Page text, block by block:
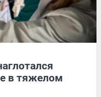
в тяжелом